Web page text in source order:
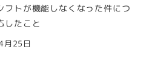
フトが機能しなくなった件につ
したこと
月25日